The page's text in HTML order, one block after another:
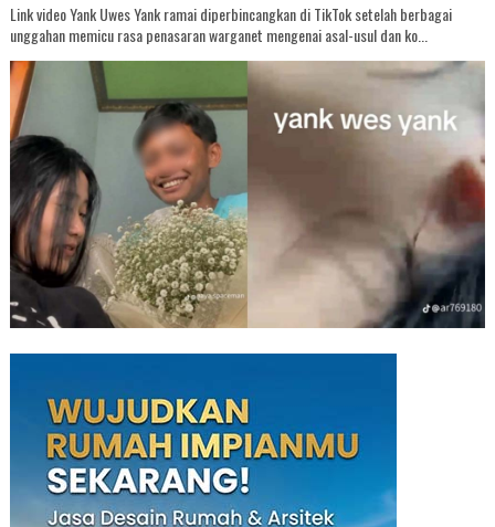
Link video Yank Uwes Yank ramai diperbincangkan di TikTok setelah berbagai
unggahan memicu rasa penasaran warganet mengenai asal-usul dan ko...